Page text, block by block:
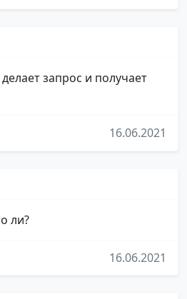
запрос и получает
16.06.2021
ли?
16.06.2021